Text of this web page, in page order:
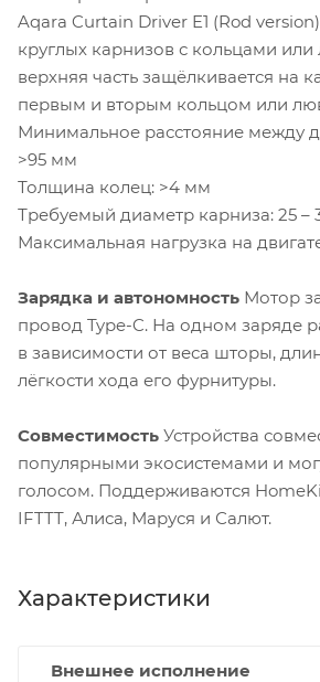
Aqara Curtain Driver E1 (Rod
круглых карнизов с кольцами
верхняя часть защёлкивается на
первым и вторым кольцом или
Минимальное расстояние между
>95 мм
Толщина колец: >4 мм
Требуемый диаметр карниза: 25 –
Максимальная нагрузка на
Зарядка и автономность Мотор
провод Type-C. На одном заряде
в зависимости от веса шторы,
лёгкости хода его фурнитуры.
Совместимость Устройства
популярными экосистемами и
голосом. Поддерживаются
IFTTT, Алиса, Маруся и Салют.
Характеристики
Внешнее исполнение